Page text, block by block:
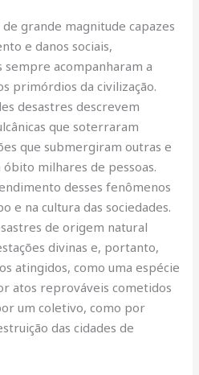
grande magnitude capazes
e danos sociais,
acompanharam a
primórdios da civilização.
desastres descrevem
que soterraram
que submergiram outras e
milhares de pessoas.
desses fenômenos
e na cultura das sociedades.
de origem natural
divinas e, portanto,
atingidos, como uma espécie
atos reprováveis cometidos
um coletivo, como por
das cidades de